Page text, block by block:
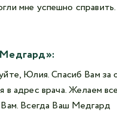
мне успешно
Юлия. Спасиб Вам
в адрес врача. Желаем
Всегда Ваш Медгард